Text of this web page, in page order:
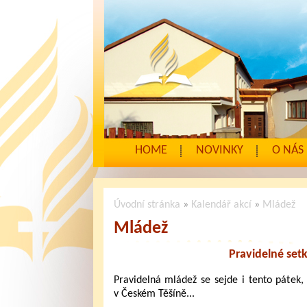
HOME NOVINKY O NÁS
Úvodní stránka » Kalendář akcí » Mládež
Mládež
Pravidelné
Pravidelná mládež se sejde i tento
v Českém Těšíně...